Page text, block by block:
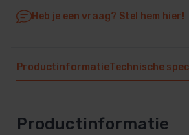
Heb je een vraag? Stel hem hier!
ProductinformatieTechnische
Productinformatie